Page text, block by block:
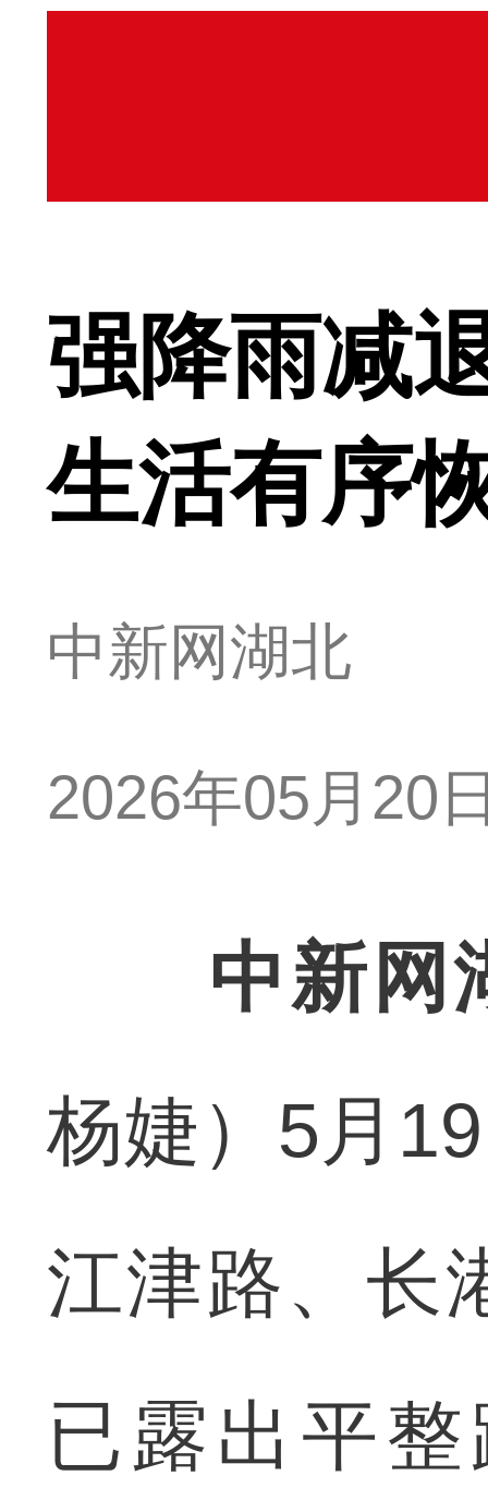
强降雨减
生活有序
中新网湖北
2026年05月20
中新网
杨婕）5月
江津路、长
已露出平